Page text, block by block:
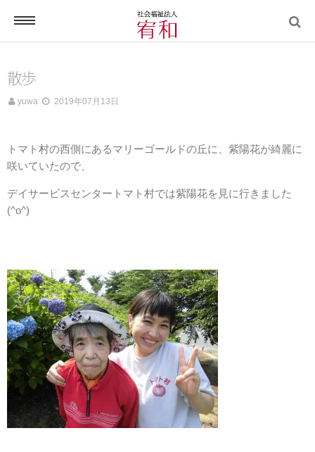
電話する
ホーム
宥和について
宥和の介護サービス
特別養護老人ホームトマト村
散歩
yuwa 2019年07月13日
トマト村の西側にあるマリーゴールドの丘に、紫陽花が綺麗に
咲いていたので、
デイサービスセンタートマト村では紫陽花を見に行きました
(^o^)